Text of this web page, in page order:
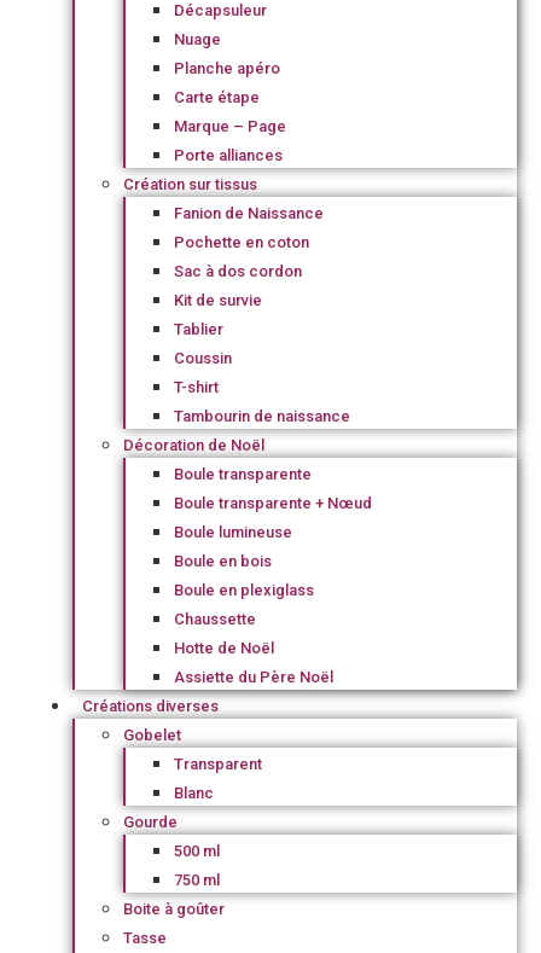
Décapsuleur
Nuage
Planche apéro
Carte étape
Marque – Page
Porte alliances
Création sur tissus
Fanion de Naissance
Pochette en coton
Sac à dos cordon
Kit de survie
Tablier
Coussin
T-shirt
Tambourin de naissance
Décoration de Noël
Boule transparente
Boule transparente + Nœud
Boule lumineuse
Boule en bois
Boule en plexiglass
Chaussette
Hotte de Noël
Assiette du Père Noël
Créations diverses
Gobelet
Transparent
Blanc
Gourde
500 ml
750 ml
Boite à goûter
Tasse